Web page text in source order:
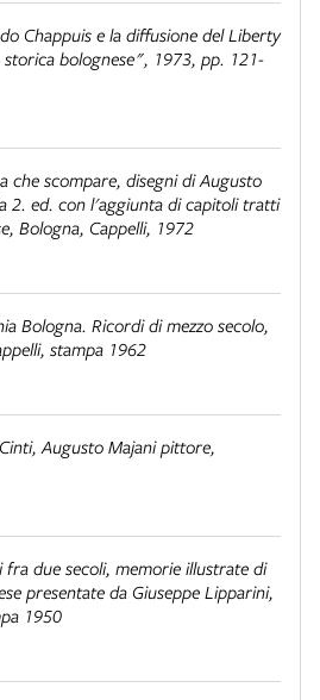
Chappuis e la diffusione del Liberty
bolognese", 1973, pp. 121-
che scompare, disegni di Augusto
2. ed. con l'aggiunta di capitoli tratti
, Bologna, Cappelli, 1972
Bologna. Ricordi di mezzo secolo,
stampa 1962
Augusto Majani pittore,
fra due secoli, memorie illustrate di
presentate da Giuseppe Lipparini,
1950